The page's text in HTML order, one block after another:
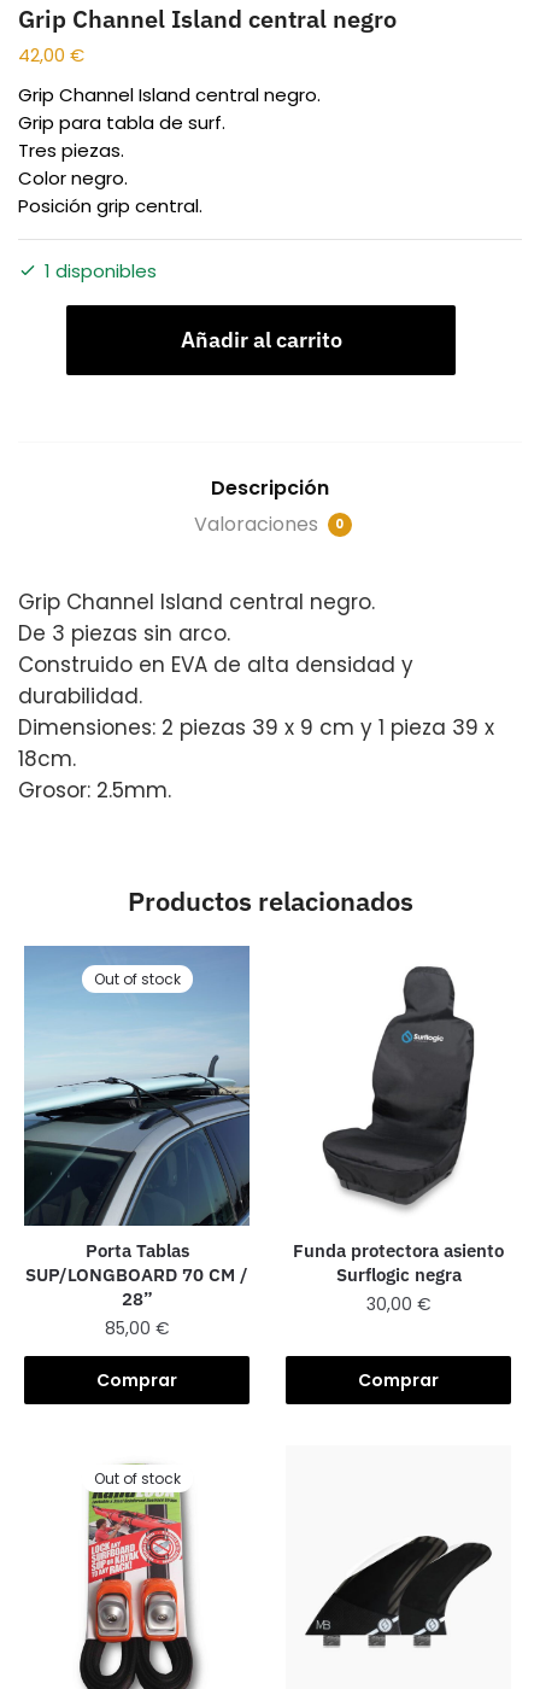
Grip Channel Island central negro
42,00 €
Grip Channel Island central negro.
Grip para tabla de surf.
Tres piezas.
Color negro.
Posición grip central.
1 disponibles
Añadir al carrito
Descripción
Valoraciones
0
Grip Channel Island central negro.
De 3 piezas sin arco.
Construido en EVA de alta densidad y
durabilidad.
Dimensiones: 2 piezas 39 x 9 cm y 1 pieza 39 x
18cm.
Grosor: 2.5mm.
Productos relacionados
Out of stock
Porta Tablas
SUP/LONGBOARD 70 CM /
28”
85,00 €
Comprar
Funda protectora asiento
Surflogic negra
30,00 €
Comprar
Out of stock